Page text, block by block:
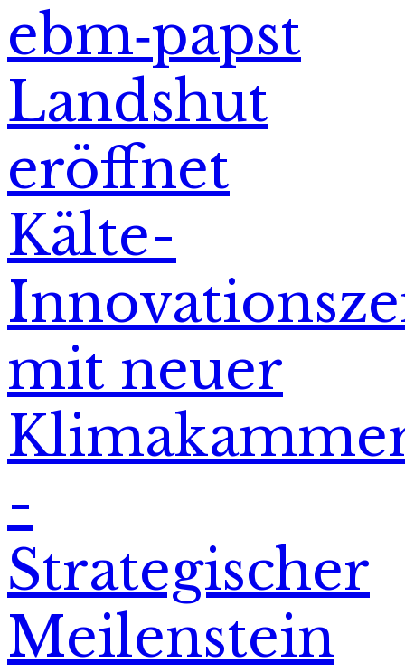
ebm‑papst
Landshut
eröffnet
Kälte-
mit neuer
-
Strategischer
Meilenstein